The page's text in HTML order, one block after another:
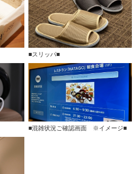
■スリッパ■
■混雑状況ご確認画面 ※イメージ■